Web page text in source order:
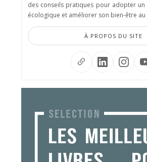
des conseils pratiques pour adopter
écologique et améliorer son bien-être
À PROPOS DU SITE